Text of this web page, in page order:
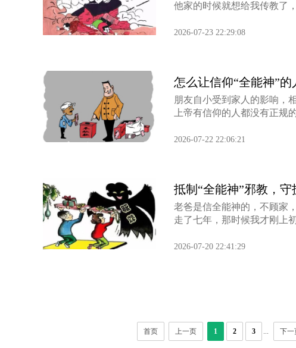
他家的时候就想给我传教了
2026-07-23 22:29:08
怎么让信仰“全能神”的
朋友自小受到家人的影响，
上帝有信仰的人都没有正规
2026-07-22 22:06:21
抵制“全能神”邪教，
老爸是信全能神的，不顾家
走了七年，那时候我才刚上
2026-07-20 22:41:29
首页 上一页 1 2 3 ... 下一
恶魔的伪装 警惕“全能神”邪教